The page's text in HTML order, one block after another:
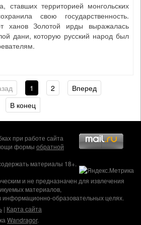
ставших территорией монгольских
свою государственность.
ханов Золотой ирды выражалась
дани, которую русский народ был
1 2
Вперед
В конец
при работе сайта
формы обратной
материалы 18+.
и не предназначен для извлечения
материалов,
информационно-образовательных целях.
| Карта сайта
Wandragor.